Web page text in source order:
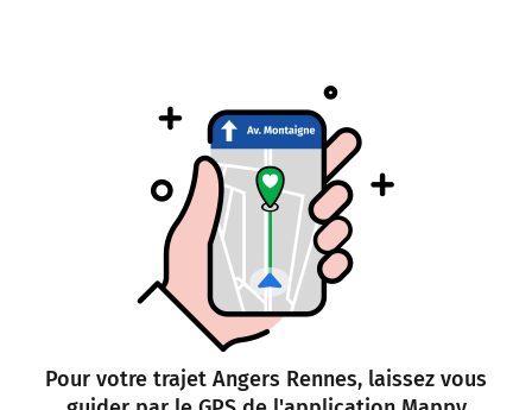
Rennes
35000-35700
Pour votre trajet Angers Rennes, laissez vous